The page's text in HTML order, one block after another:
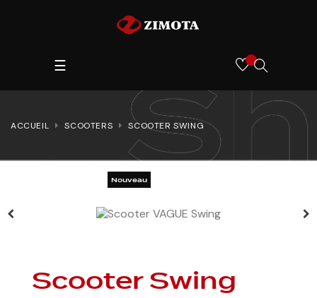
Toggle
☰
ACCUEIL SCOOTERS SCOOTER SWING
Nouveau
Scooter Swing